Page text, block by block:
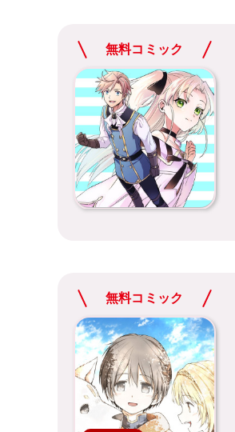
無料コミック
無料コミック